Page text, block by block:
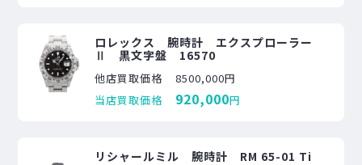
ロレックス 腕時計 エクスプローラー
Ⅱ 黒文字盤 16570
他店買取価格
8500,000円
当店買取価格
920,000円
リシャールミル 腕時計 RM 65-01 Ti